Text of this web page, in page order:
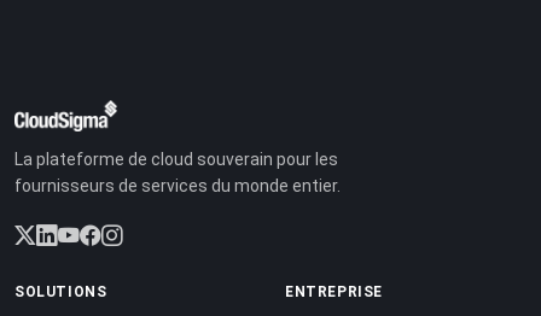
La plateforme de cloud souverain pour les
fournisseurs de services du monde entier.
SOLUTIONS ENTREPRISE